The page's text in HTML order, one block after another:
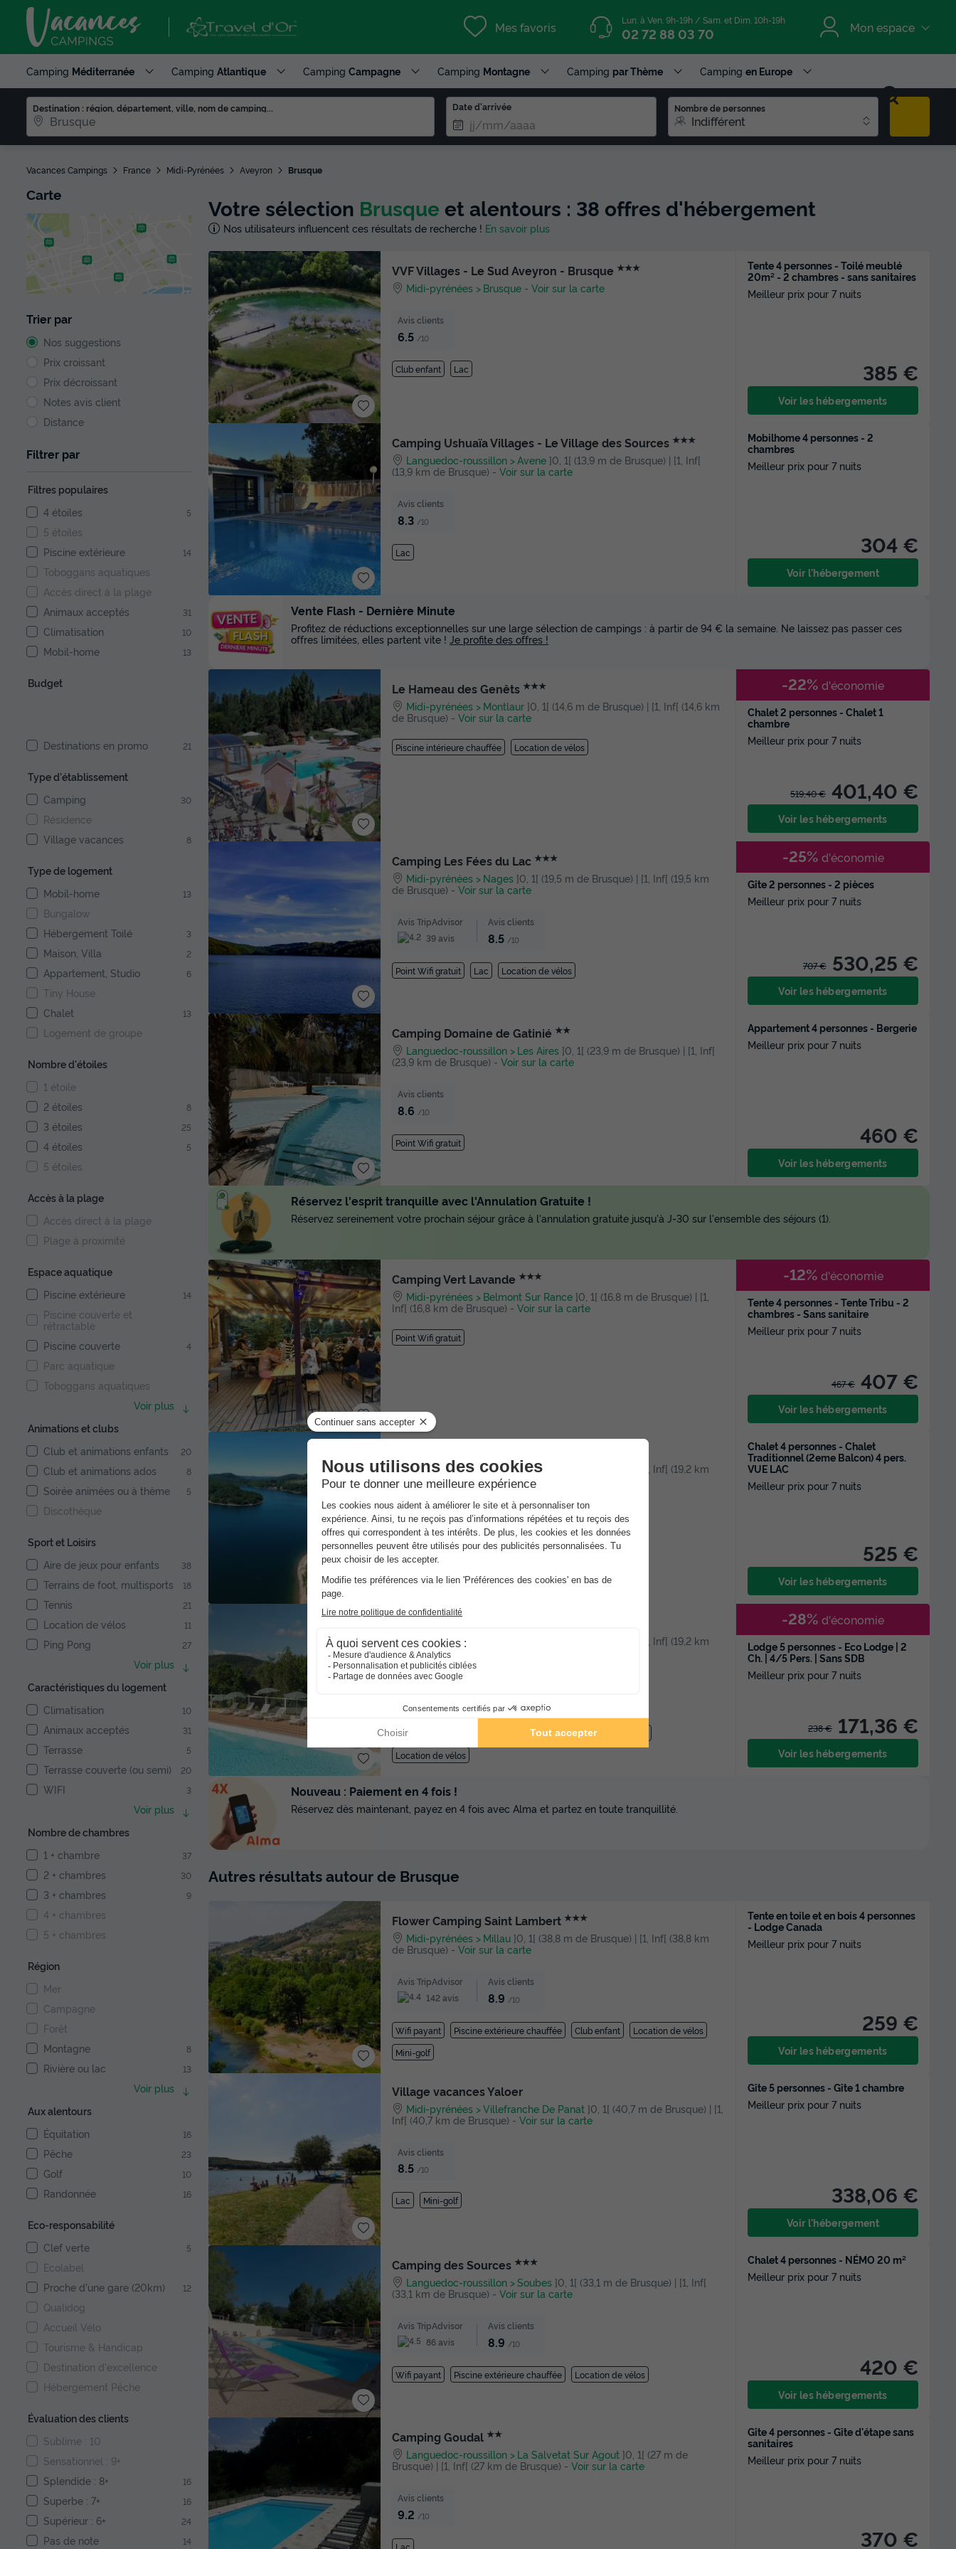
Mes favoris Lun. à Ven. 9h-19h / Sam. et Dim. 10h-19h
02 72 88 03 70 Mon espace
Camping Méditerranée Camping Atlantique Camping Campagne Camping Montagne Camping par Thème Camping en Europe
Destination : région, département, ville, nom de camping... Date d'arrivée Nombre de personnes
Indifférent
Vacances Campings France Midi-Pyrénées Aveyron Brusque
Carte
Trier par
Nos suggestions
Prix croissant
Prix décroissant
Notes avis client
Distance
Filtrer par
Filtres populaires
4 étoiles
5
5 étoiles
Piscine extérieure
14
Toboggans aquatiques
Accès direct à la plage
Animaux acceptés
31
Climatisation 10
Mobil-home 13
Budget
Destinations en promo 21
Type d'établissement
Camping
30
Résidence
Village vacances
8
Type de logement
Mobil-home
13
Bungalow
Hébergement Toilé
3
Maison, Villa 2
Appartement, Studio 6
Tiny House
Chalet
13
Logement de groupe
Nombre d'étoiles
1 étoile
2 étoiles
8
3 étoiles 25
4 étoiles 5
5 étoiles
Accès à la plage
Accès direct à la plage
Plage à proximité
Espace aquatique
Piscine extérieure
14
Piscine couverte et
rétractable
Piscine couverte
4
Parc aquatique
Toboggans aquatiques
Voir plus
Animations et clubs
Club et animations enfants
20
Club et animations ados 8
Soirée animées ou à thème 5
Discothèque
Sport et Loisirs
Aire de jeux pour enfants
38
Terrains de foot, multisports 18
Tennis 21
Location de vélos 11
Ping Pong 27
Voir plus
Caractéristiques du logement
Climatisation
10
Animaux acceptés 31
Terrasse 5
Terrasse couverte (ou semi) 20
WIFI 3
Voir plus
Nombre de chambres
1 + chambre
37
2 + chambres 30
3 + chambres 9
4 + chambres
5 + chambres
Région
Mer
Campagne
Forêt
Montagne
8
Rivière ou lac 13
Voir plus
Aux alentours
Équitation
16
Pêche 23
Golf 10
Randonnée 16
Eco-responsabilité
Clef verte
5
Ecolabel
Proche d'une gare (20km)
12
Qualidog
Accueil Vélo
Tourisme & Handicap
Destination d'excellence
Hébergement Pêche
Évaluation des clients
Sublime : 10
Sensationnel : 9+
Splendide : 8+
16
Superbe : 7+ 16
Supérieur : 6+ 24
Pas de note 14
Votre sélection Brusque et alentours : 38 offres d'hébergement
Nos utilisateurs influencent ces résultats de recherche ! En savoir plus
VVF Villages - Le Sud Aveyron - Brusque ★★★
Midi-pyrénées Brusque -Voir sur la carte
Avis clients
6.5 /10
Club enfant Lac
Tente 4 personnes - Toilé meublé
20m² - 2 chambres - sans sanitaires
Meilleur prix pour 7 nuits
385 €
Voir les hébergements
Camping Ushuaïa Villages - Le Village des Sources ★★★
Languedoc-roussillon Avene ]0, 1[ (13,9 m de Brusque) | [1, Inf[
(13,9 km de Brusque) - Voir sur la carte
Avis clients
8.3 /10
Lac
Mobilhome 4 personnes - 2
chambres
Meilleur prix pour 7 nuits
304 €
Voir l'hébergement
Le Hameau des Genêts ★★★
Midi-pyrénées Montlaur ]0, 1[ (14,6 m de Brusque) | [1, Inf[ (14,6 km
de Brusque) - Voir sur la carte
Piscine intérieure chauffée Location de vélos
Chalet 2 personnes - Chalet 1
chambre
Meilleur prix pour 7 nuits
519,40 € 401,40 €
-22% d'économie
Voir les hébergements
Camping Les Fées du Lac ★★★
Midi-pyrénées Nages ]0, 1[ (19,5 m de Brusque) | [1, Inf[ (19,5 km
de Brusque) - Voir sur la carte
Avis TripAdvisor
39 avis
Avis clients
8.5 /10
Point Wifi gratuit Lac Location de vélos
Gîte 2 personnes - 2 pièces
Meilleur prix pour 7 nuits
707 € 530,25 €
-25% d'économie
Voir les hébergements
Camping Domaine de Gatinié ★★
Languedoc-roussillon Les Aires ]0, 1[ (23,9 m de Brusque) | [1, Inf[
(23,9 km de Brusque) - Voir sur la carte
Avis clients
8.6 /10
Point Wifi gratuit
Appartement 4 personnes - Bergerie
Meilleur prix pour 7 nuits
460 €
Voir les hébergements
Camping Vert Lavande ★★★
Midi-pyrénées Belmont Sur Rance ]0, 1[ (16,8 m de Brusque) | [1,
Inf[ (16,8 km de Brusque) - Voir sur la carte
Point Wifi gratuit
Tente 4 personnes - Tente Tribu - 2
chambres - Sans sanitaire
Meilleur prix pour 7 nuits
467 € 407 €
-12% d'économie
Voir les hébergements
Midi-pyrénées Nages ]0, 1[ (19,2 m de Brusque) | [1, Inf[ (19,2 km
de Brusque)-Voir sur la carte
Avis TripAdvisor
60 avis
Point Wifi gratuit
Chalet 4 personnes - Chalet
Traditionnel (2eme Balcon) 4 pers.
VUE LAC
Meilleur prix pour 7 nuits
525 €
Voir les hébergements
Midi-pyrénées
]0, 1[ (19,2 m de Brusque) | [1, Inf[ (19,2 km
de Brusque)-
Avis TripAdvisor
Wifi payant Piscine extérieure chauffée Club enfant
Location de vélos
Lodge 5 personnes - Eco Lodge | 2
Ch. | 4/5 Pers. | Sans SDB
Meilleur prix pour 7 nuits
238 € 171,36 €
-28% d'économie
Voir les hébergements
Autres résultats autour de Brusque
Flower Camping Saint Lambert ★★★
Midi-pyrénées Millau ]0, 1[ (38,8 m de Brusque) | [1, Inf[ (38,8 km
de Brusque) - Voir sur la carte
Avis TripAdvisor
142 avis
Avis clients
8.9 /10
Wifi payant Piscine extérieure chauffée Club enfant
Location de vélos
Mini-golf
Tente en toile et en bois 4 personnes
- Lodge Canada
Meilleur prix pour 7 nuits
259 €
Voir les hébergements
Village vacances Yaloer
Midi-pyrénées Villefranche De Panat ]0, 1[ (40,7 m de Brusque) | [1,
Inf[ (40,7 km de Brusque) - Voir sur la carte
Avis clients
8.5 /10
Lac Mini-golf
Gîte 5 personnes - Gîte 1 chambre
Meilleur prix pour 7 nuits
338,06 €
Voir l'hébergement
Camping des Sources ★★★
Languedoc-roussillon Soubes ]0, 1[ (33,1 m de Brusque) | [1, Inf[
(33,1 km de Brusque) - Voir sur la carte
Avis TripAdvisor
86 avis
Avis clients
8.9 /10
Wifi payant Piscine extérieure chauffée Location de vélos
Chalet 4 personnes - NÉMO 20 m²
Meilleur prix pour 7 nuits
420 €
Voir les hébergements
Camping Goudal ★★
Languedoc-roussillon La Salvetat Sur Agout ]0, 1[ (27 m de
Brusque) | [1, Inf[ (27 km de Brusque) - Voir sur la carte
Avis clients
9.2 /10
Lac
Gîte 4 personnes - Gîte d'étape sans
sanitaires
Meilleur prix pour 7 nuits
370 €
Réservez l'esprit tranquille avec l'Annulation Gratuite !
Réservez sereinement votre prochain séjour grâce à l'annulation gratuite jusqu'à J-30 sur l'ensemble des séjours (1).
Nouveau : Paiement en 4 fois !
Réservez dès maintenant, payez en 4 fois avec Alma et partez en toute tranquillité.
Vente Flash - Dernière Minute
Profitez de réductions exceptionnelles sur une large sélection de campings : à partir de 94 € la semaine. Ne laissez pas passer ces
offres limitées, elles partent vite ! Je profite des offres !